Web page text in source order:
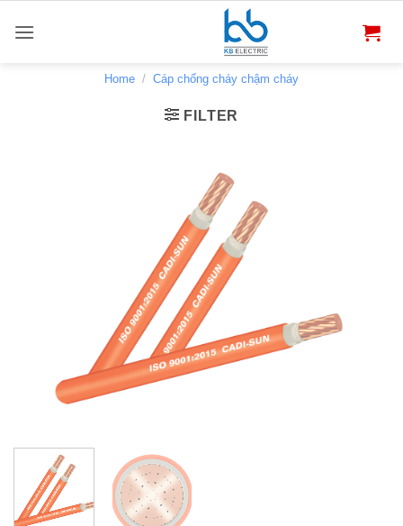
qua
Home / Cáp chống cháy chậm cháy
FILTER